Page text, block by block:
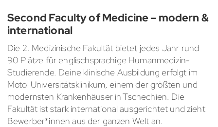
Second Faculty of Medicine – modern &
international
Die 2. Medizinische Fakultät bietet jedes Jahr rund
90 Plätze für englischsprachige Humanmedizin-
Studierende. Deine klinische Ausbildung erfolgt im
Motol Universitätsklinikum, einem der größten und
modernsten Krankenhäuser in Tschechien. Die
Fakultät ist stark international ausgerichtet und zieht
Bewerber*innen aus der ganzen Welt an.